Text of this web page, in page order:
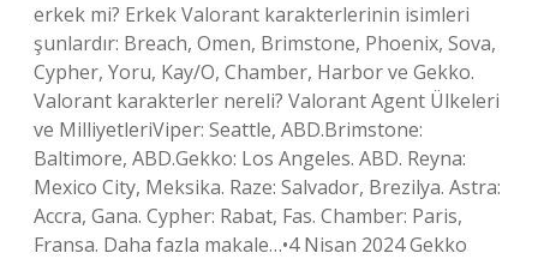
erkek mi? Erkek Valorant karakterlerinin isimleri
şunlardır: Breach, Omen, Brimstone, Phoenix, Sova,
Cypher, Yoru, Kay/O, Chamber, Harbor ve Gekko.
Valorant karakterler nereli? Valorant Agent Ülkeleri
ve MilliyetleriViper: Seattle, ABD.Brimstone:
Baltimore, ABD.Gekko: Los Angeles. ABD. Reyna:
Mexico City, Meksika. Raze: Salvador, Brezilya. Astra:
Accra, Gana. Cypher: Rabat, Fas. Chamber: Paris,
Fransa. Daha fazla makale…•4 Nisan 2024 Gekko